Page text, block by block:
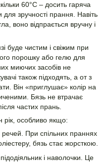
60°С – досить гаряча
зручності прання. Навіть
воно відпрається вручну і
буде чистим і свіжим при
порошку або гелю для
миючих засобів не
також підходять, а от з
Він «приглушає» колір на
Бязь не втрачає
частих прань.
рік, особливо якщо:
При спільних праннях
бязь стає жорсткою.
і наволочки. Це